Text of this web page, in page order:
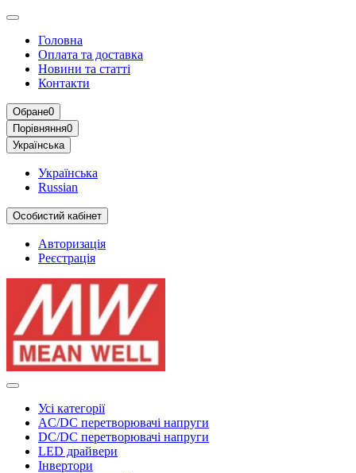
Головна
Оплата та доставка
Новини та статті
Контакти
Обране0
Порівняння0
Українська
Українська
Russian
Особистий кабінет
Авторизація
Реєстрація
Усі категорії
AC/DC перетворювачі напруги
DC/DC перетворювачі напруги
LED драйвери
Інвертори